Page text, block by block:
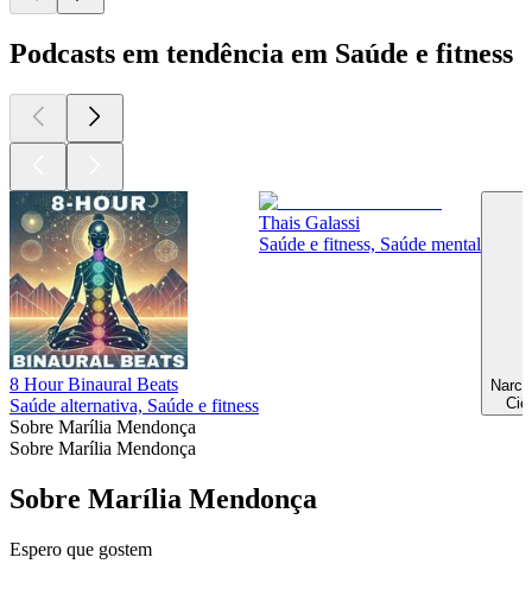
Podcasts em tendência em Saúde e fitness
8 Hour Binaural Beats
Saúde alternativa, Saúde e fitness
Thais Galassi
Saúde e fitness, Saúde mental
Sobre Marília Mendonça
Sobre Marília Mendonça
Sobre Marília Mendonça
Espero que gostem